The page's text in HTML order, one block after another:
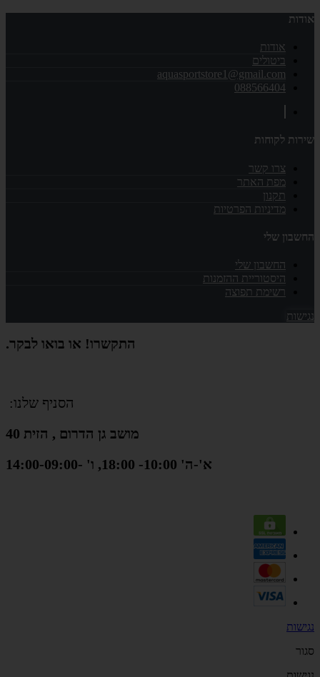
אודות
אודות
ביטולים
aquasportstore1@gmail.com
088566404
שירות לקוחות
צרו קשר
מפת האתר
תקנון
מדיניות הפרטיות
החשבון שלי
החשבון שלי
היסטוריית ההזמנות
רשימת תפוצה
נגישות
התקשרו! או בואו לבקר.
הסניף שלנו:
מושב גן הדרום , הזית 40
א'-ה' 10:00- 18:00, ו' -14:00-09:00
נגישות
סגור